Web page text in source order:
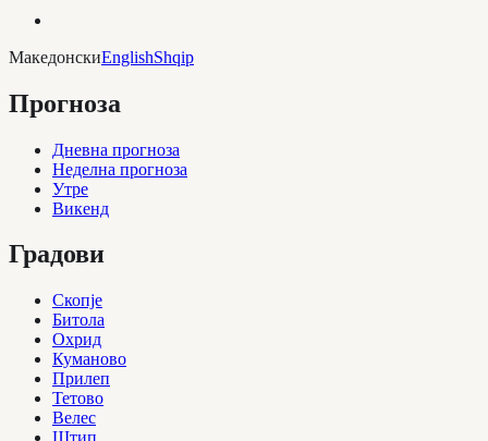
МакедонскиEnglishShqip
Прогноза
Дневна прогноза
Неделна прогноза
Утре
Викенд
Градови
Скопје
Битола
Охрид
Куманово
Прилеп
Тетово
Велес